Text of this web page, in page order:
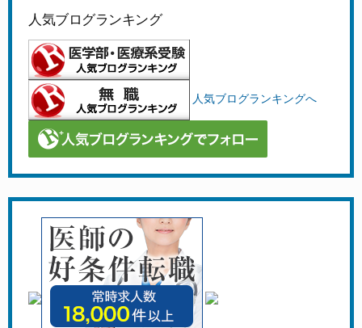
人気ブログランキング
人気ブログランキングへ